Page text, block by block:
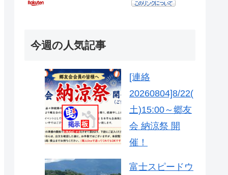
今週の人気記事
[連絡
20260804]8/22(
土)15:00～郷友
会 納涼祭 開
催！
富士スピードウ